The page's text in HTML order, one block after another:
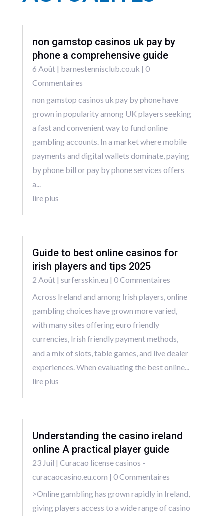
non gamstop casinos uk pay by
phone a comprehensive guide
6 Août| barnestennisclub.co.uk | 0
Commentaires
non gamstop casinos uk pay by phone have
grown in popularity among UK players seeking
a fast and convenient way to fund online
gambling accounts. In a market where mobile
payments and digital wallets dominate, paying
by phone bill or pay by phone services offers
a...
lire plus
Guide to best online casinos for
irish players and tips 2025
2 Août| surfersskin.eu | 0 Commentaires
Across Ireland and among Irish players, online
gambling choices have grown more varied,
with many sites offering euro friendly
currencies, Irish friendly payment methods,
and a mix of slots, table games, and live dealer
experiences. When evaluating the best online...
lire plus
Understanding the casino ireland
online A practical player guide
23 Juil | Curacao license casinos -
curacaocasino.eu.com | 0 Commentaires
>Online gambling has grown rapidly in Ireland,
giving players access to a wide range of casino